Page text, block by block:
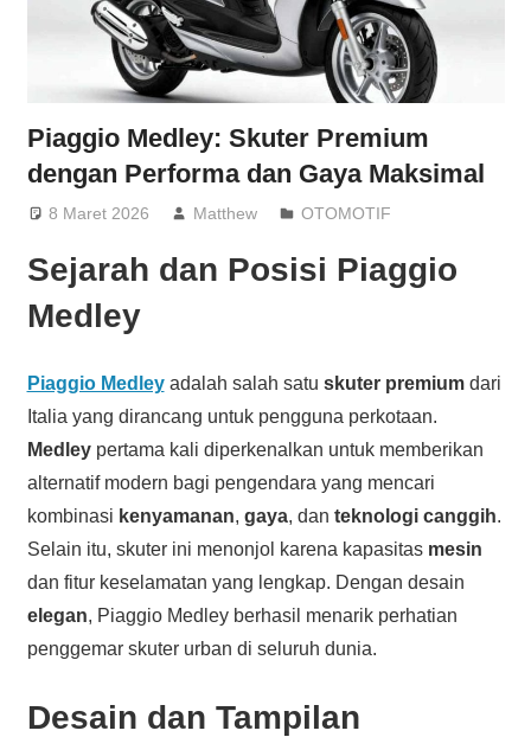
Piaggio Medley: Skuter Premium
dengan Performa dan Gaya Maksimal
8 Maret 2026 Matthew OTOMOTIF
Sejarah dan Posisi Piaggio
Medley
Piaggio Medleyadalah salah satu skuter premiumdari
Italia yang dirancang untuk pengguna perkotaan.
Medleypertama kali diperkenalkan untuk memberikan
alternatif modern bagi pengendara yang mencari
kombinasi kenyamanan, gaya, dan teknologi canggih.
Selain itu, skuter ini menonjol karena kapasitas mesin
dan fitur keselamatan yang lengkap. Dengan desain
elegan, Piaggio Medley berhasil menarik perhatian
penggemar skuter urban di seluruh dunia.
Desain dan Tampilan